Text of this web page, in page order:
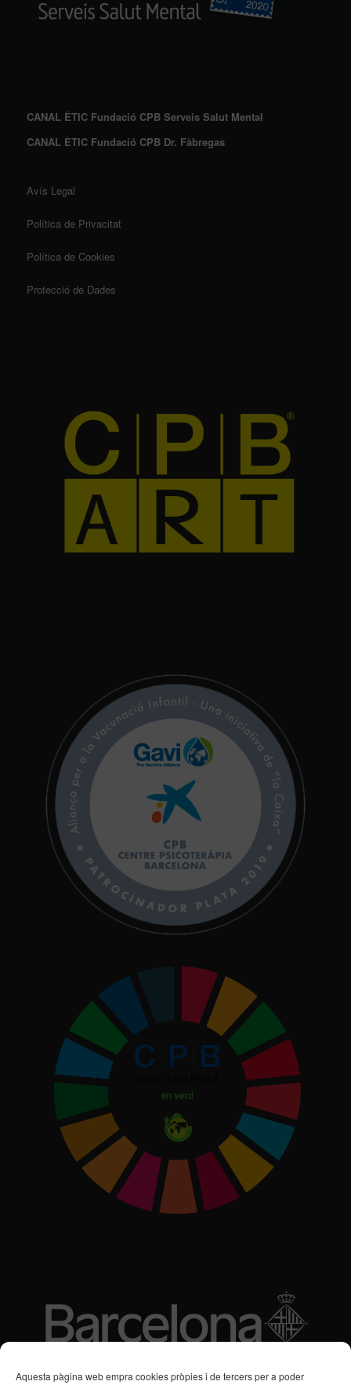
Aquesta pàgina web empra cookies pròpies i de tercers per a poder
CANAL ÈTIC Fundació CPB Serveis Salut Mental
CANAL ÈTIC Fundació CPB Dr. Fàbregas
Avís Legal
Política de Privacitat
Política de Cookies
Protecció de Dades
Subvencions des de 2016